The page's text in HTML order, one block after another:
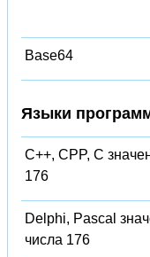
Base64
Языки
C++, CPP, C
176
Delphi, Pascal
числа 176